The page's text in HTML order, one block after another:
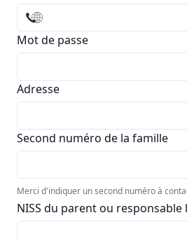
Mot de passe
Adresse
Second numéro de la famille
Merci d'indiquer un second numéro à
NISS du parent ou responsable